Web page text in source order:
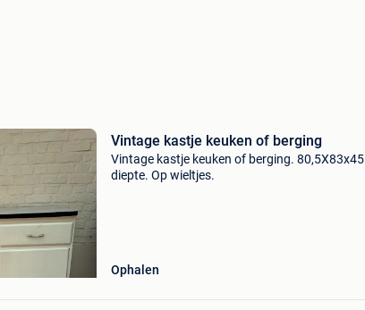
Vintage kastje keuken of berging
Vintage kastje keuken of berging. 80,5X83x45
diepte. Op wieltjes.
Ophalen